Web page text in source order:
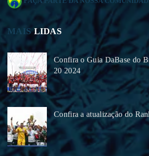
MAISLIDAS
Confira o Guia DaBase do
20 2024
Confira a atualização do